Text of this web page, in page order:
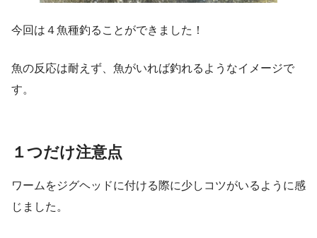
今回は４魚種釣ることができました！
魚の反応は耐えず、魚がいれば釣れるようなイメージで
す。
１つだけ注意点
ワームをジグヘッドに付ける際に少しコツがいるように感
じました。